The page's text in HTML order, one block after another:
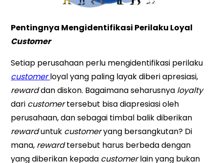
Pentingnya Mengidentifikasi Perilaku Loyal
Customer
Setiap perusahaan perlu mengidentifikasi perilaku
customerloyal yang paling layak diberi apresiasi,
rewarddan diskon. Bagaimana seharusnya loyalty
dari customertersebut bisa diapresiasi oleh
perusahaan, dan sebagai timbal balik diberikan
rewarduntuk customeryang bersangkutan? Di
mana, rewardtersebut harus berbeda dengan
yang diberikan kepada customerlain yang bukan